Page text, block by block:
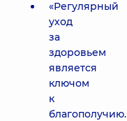
«Регулярный
уход
за
здоровьем
является
ключом
к
благополучию.